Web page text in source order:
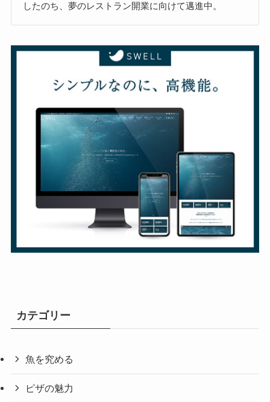
したのち、夢のレストラン開業に向けて邁進中。
カテゴリー
魚を究める
ピザの魅力